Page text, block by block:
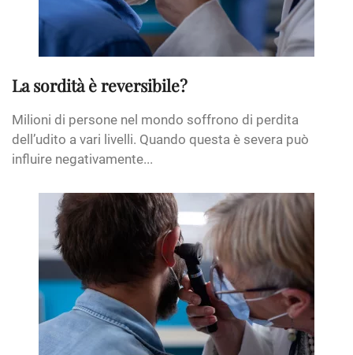
La sordità è reversibile?
Milioni di persone nel mondo soffrono di perdita
dell’udito a vari livelli. Quando questa è severa può
influire negativamente...